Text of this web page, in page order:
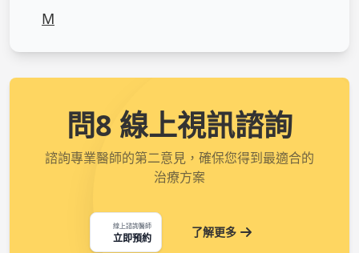
M
問8 線上視訊諮詢
諮詢專業醫師的第二意見，確保您得到最適合的
治療方案
線上諮詢醫師
立即預約 了解更多